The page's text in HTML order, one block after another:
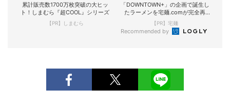
累計販売数1700万枚突破の大ヒッ
ト！しまむら『超COOL』シリーズ
【PR】しまむら
「DOWNTOWN+」の企画で誕生し
たラーメンを宅麺.comが完全再
現！
【PR】宅麺
Recommended by